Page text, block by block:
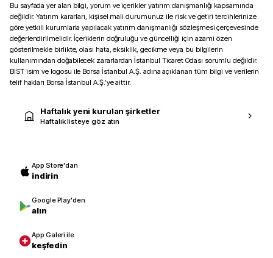
Bu sayfada yer alan bilgi, yorum ve içerikler yatırım danışmanlığı kapsamında
değildir. Yatırım kararları, kişisel mali durumunuz ile risk ve getiri tercihlerinize
göre yetkili kurumlarla yapılacak yatırım danışmanlığı sözleşmesi çerçevesinde
değerlendirilmelidir. İçeriklerin doğruluğu ve güncelliği için azami özen
gösterilmekle birlikte, olası hata, eksiklik, gecikme veya bu bilgilerin
kullanımından doğabilecek zararlardan İstanbul Ticaret Odası sorumlu değildir.
BIST isim ve logosu ile Borsa İstanbul A.Ş. adına açıklanan tüm bilgi ve verilerin
telif hakları Borsa İstanbul A.Ş.’ye aittir.
Haftalık yeni kurulan şirketler
Haftalık listeye göz atın
App Store'dan
indirin
Google Play'den
alın
App Galeri ile
keşfedin